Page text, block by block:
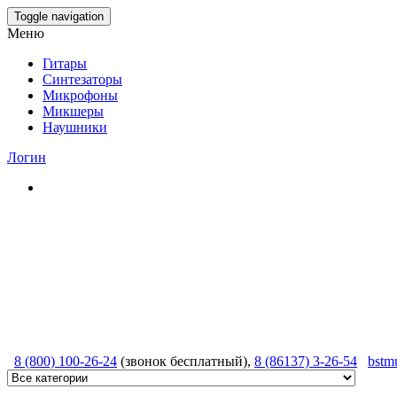
Skip
to
content
Toggle navigation
Меню
Гитары
Синтезаторы
Микрофоны
Микшеры
Наушники
Логин
8 (800) 100-26-24 (звонок бесплатный), 8 (86137) 3-26-54